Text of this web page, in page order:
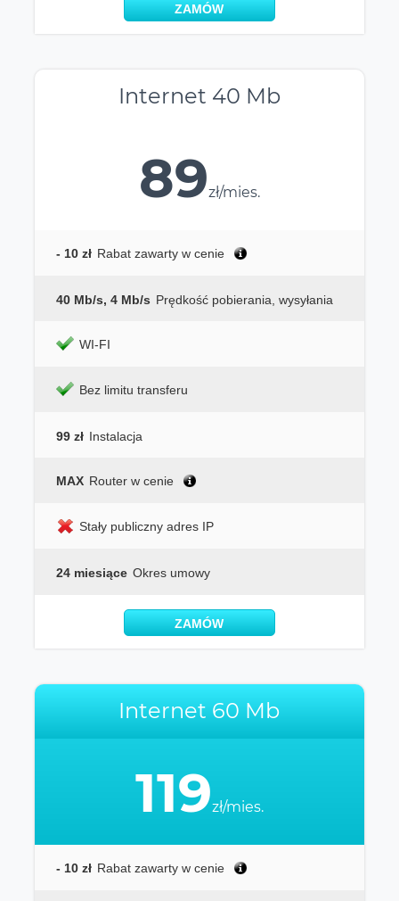
ZAMÓW
Internet 40 Mb
89zł/mies.
- 10 zł Rabat zawarty w cenie
40 Mb/s, 4 Mb/s Prędkość pobierania, wysyłania
WI-FI
Bez limitu transferu
99 zł Instalacja
MAX Router w cenie
Stały publiczny adres IP
24 miesiące Okres umowy
ZAMÓW
Internet 60 Mb
119zł/mies.
- 10 zł Rabat zawarty w cenie